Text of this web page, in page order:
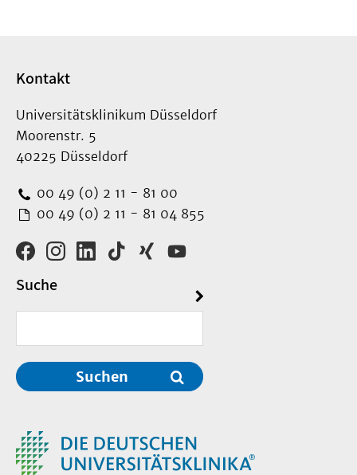
Kontakt
Universitätsklinikum Düsseldorf
Moorenstr. 5
40225 Düsseldorf
00 49 (0) 2 11 - 81 00
00 49 (0) 2 11 - 81 04 855
Suche
Suchen